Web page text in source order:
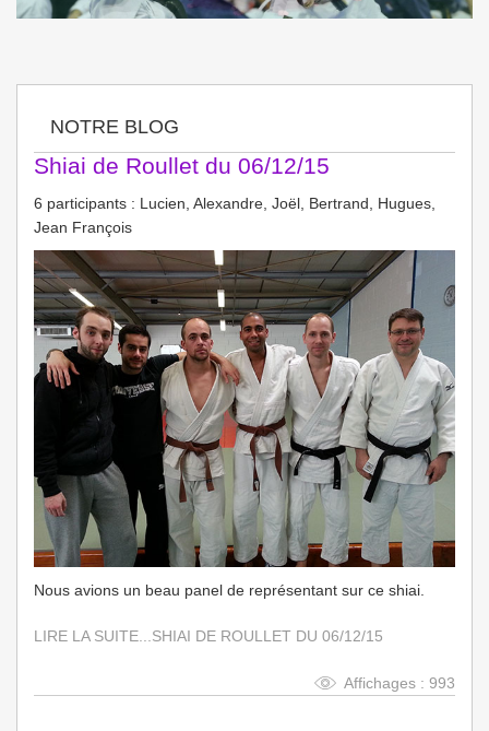
NOTRE BLOG
Shiai de Roullet du 06/12/15
6 participants : Lucien, Alexandre, Joël, Bertrand, Hugues,
Jean François
Nous avions un beau panel de représentant sur ce shiai.
LIRE LA SUITE...SHIAI DE ROULLET DU 06/12/15
Affichages : 993